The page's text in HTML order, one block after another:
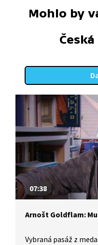
Mohlo by
07:38
Arnošt Goldflam:
Vybraná pasáž z